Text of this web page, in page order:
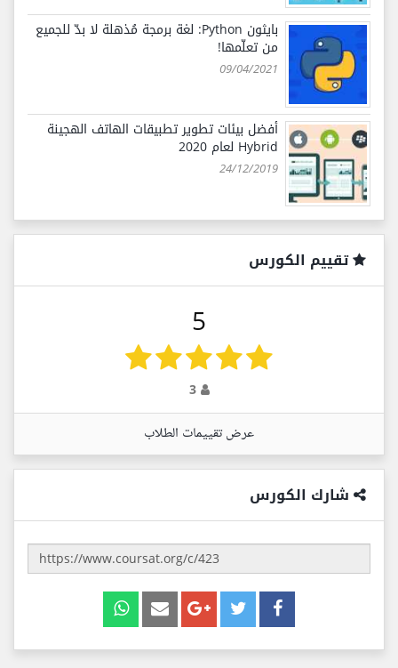
بايثون Python: لغة برمجة مُذهلة لا بدّ للجميع
من تعلّمها!
09/04/2021
أفضل بيئات تطوير تطبيقات الهاتف الهجينة
Hybrid لعام 2020
24/12/2019
تقييم الكورس
5
3
عرض تقييمات الطلاب
شارك الكورس